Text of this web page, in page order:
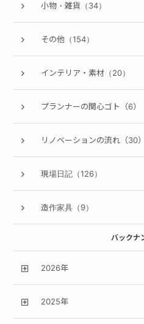
小物・雑貨（34）
その他（154）
インテリア・素材（20）
プランナーの関心ゴト（6）
リノベーションの流れ（30）
現場日記（126）
造作家具（9）
バックナ
2026年
2025年